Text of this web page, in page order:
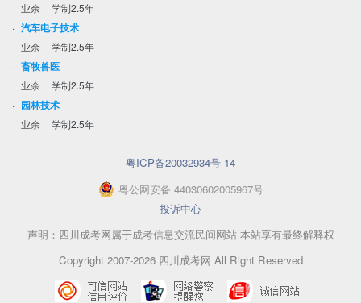
业余 | 学制2.5年
· 汽车电子技术
业余 | 学制2.5年
· 畜牧兽医
业余 | 学制2.5年
· 园林技术
业余 | 学制2.5年
粤ICP备20032934号-14
粤公网安备 44030602005967号
投诉中心
声明：四川成考网属于成考信息交流民间网站 本站享有最终解释权
Copyright 2007-2026 四川成考网 All Right Reserved